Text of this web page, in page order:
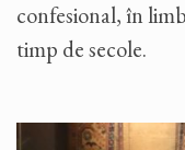
confesional, în
timp de secole.